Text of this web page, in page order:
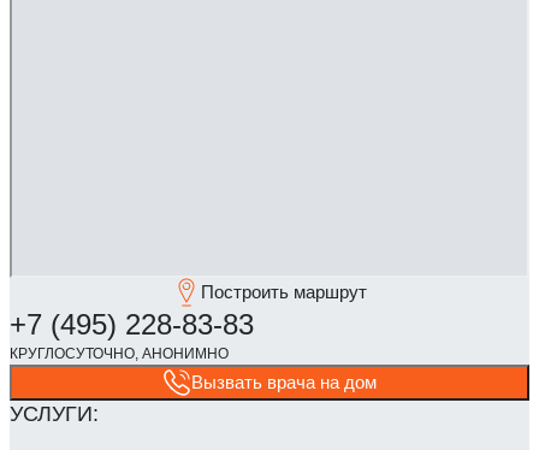
Построить маршрут
Вызвать врача на дом